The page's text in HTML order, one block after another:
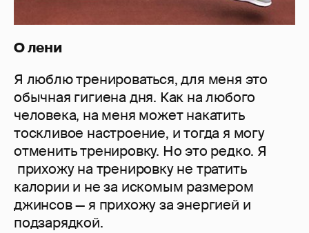
О лени
Я люблю тренироваться, для меня это
обычная гигиена дня. Как на любого
человека, на меня может накатить
тоскливое настроение, и тогда я могу
отменить тренировку. Но это редко. Я
прихожу на тренировку не тратить
калории и не за искомым размером
джинсов — я прихожу за энергией и
подзарядкой.